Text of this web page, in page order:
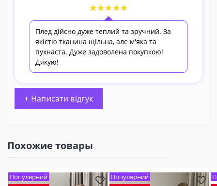
Плед дійсно дуже теплий та зручний. За
якістю тканина щільна, але м'яка та
пухнаста. Дуже задоволена покупкою!
Дякую!
+ Написати відгук
Похожие товары
Популярний
Популярний